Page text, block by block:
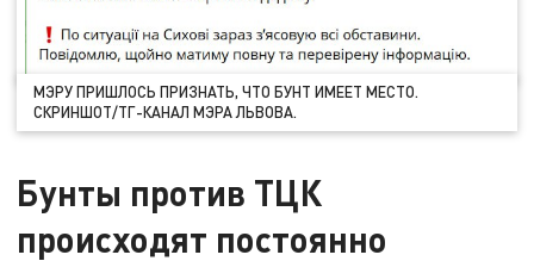
МЭРУ ПРИШЛОСЬ ПРИЗНАТЬ, ЧТО БУНТ ИМЕЕТ МЕСТО.
СКРИНШОТ/ТГ-КАНАЛ МЭРА ЛЬВОВА.
Бунты против ТЦК
происходят постоянно